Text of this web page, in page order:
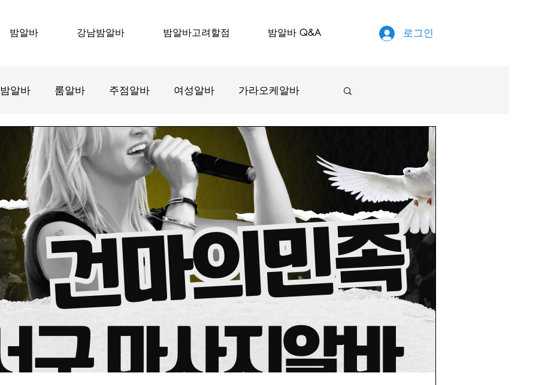
밤알바 강남밤알바 밤알바고려할점 밤알바 Q&A 로그인
밤알바 룸알바 주점알바 여성알바 가라오케알바
텐카페알바 호프집알바 수원룸알바
강서구마사지알바 마사지알바 마사지구인 태국마사지
스웨디시알바 스웨디시구인 감자농사 감자재배
감자씨감자